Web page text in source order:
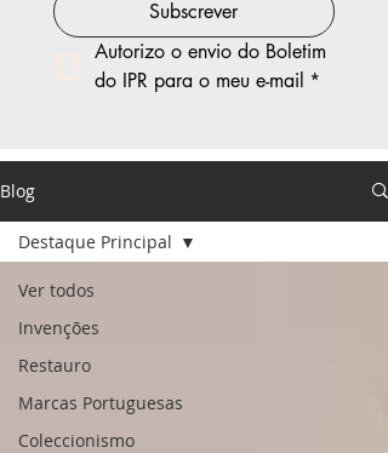
Subscrever
Autorizo o envio do Boletim
do IPR para o meu e-mail *
Blog
Ver todos
Invenções
Restauro
Marcas Portuguesas
Coleccionismo
Destaque Principal